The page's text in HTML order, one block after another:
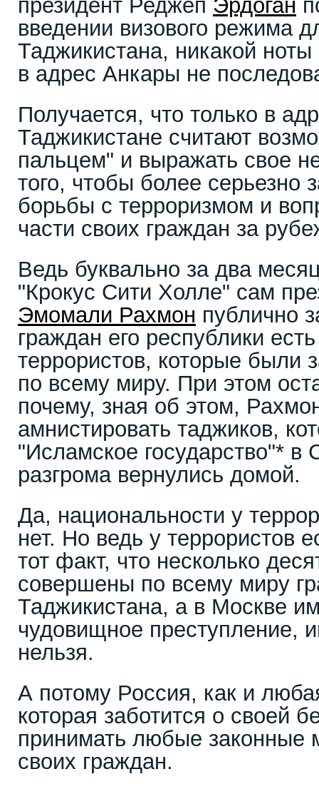
президент Реджеп Эрдоган
введении визового режима
Таджикистана, никакой
в адрес Анкары не
Получается, что только в
Таджикистане считают
пальцем" и выражать свое
того, чтобы более серьезно
борьбы с терроризмом и
части своих граждан за
Ведь буквально за два
"Крокус Сити Холле" сам
Эмомали Рахмон публично
граждан его республики
террористов, которые были
по всему миру. При этом
почему, зная об этом,
амнистировать таджиков,
"Исламское государство"* в
разгрома вернулись домой.
Да, национальности у
нет. Но ведь у террористов
тот факт, что несколько
совершены по всему миру
Таджикистана, а в Москве
чудовищное преступление,
нельзя.
А потому Россия, как и
которая заботится о своей
принимать любые
своих граждан.